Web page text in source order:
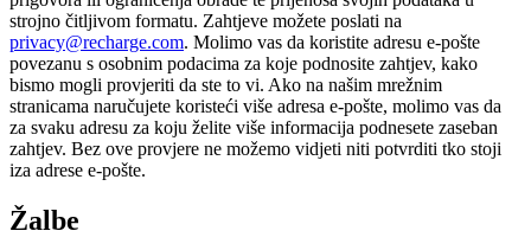
strojno čitljivom formatu. Zahtjeve možete poslati na
privacy@recharge.com. Molimo vas da koristite adresu e-pošte
povezanu s osobnim podacima za koje podnosite zahtjev, kako
bismo mogli provjeriti da ste to vi. Ako na našim mrežnim
stranicama naručujete koristeći više adresa e-pošte, molimo vas da
za svaku adresu za koju želite više informacija podnesete zaseban
zahtjev. Bez ove provjere ne možemo vidjeti niti potvrditi tko stoji
iza adrese e-pošte.
Žalbe